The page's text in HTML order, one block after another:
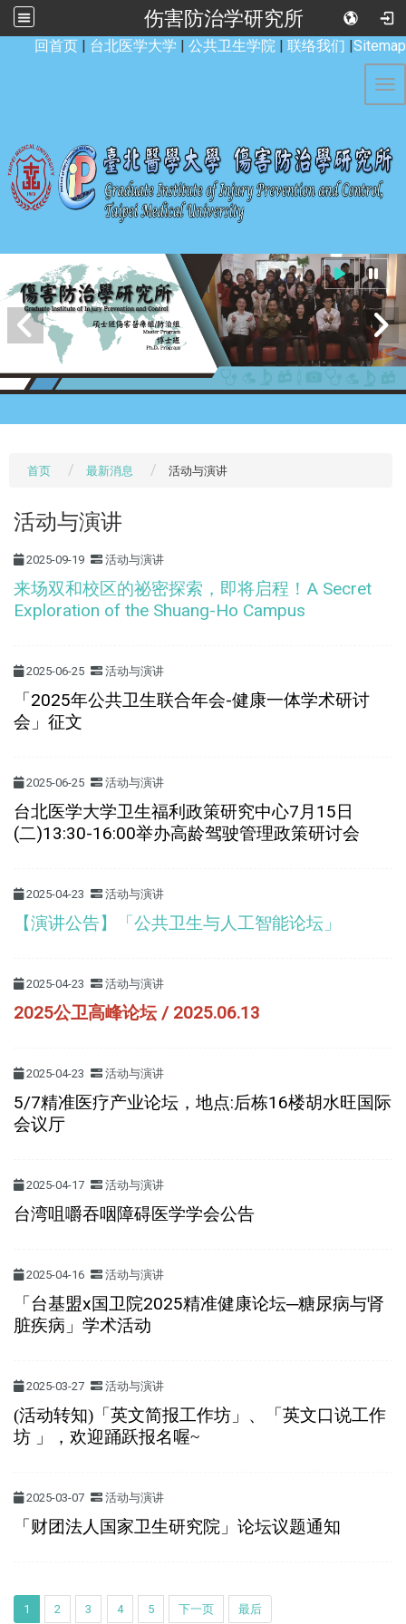
伤害防治学研究所
回首页 | 台北医学大学 | 公共卫生学院 | 联络我们 |Sitemap
首页 最新消息 活动与演讲
活动与演讲
2025-09-19 活动与演讲
来场双和校区的祕密探索，即将启程！A Secret
Exploration of the Shuang-Ho Campus
2025-06-25 活动与演讲
「2025年公共卫生联合年会-健康一体学术研讨
会」征文
2025-06-25 活动与演讲
台北医学大学卫生福利政策研究中心7月15日
(二)13:30-16:00举办高龄驾驶管理政策研讨会
2025-04-23 活动与演讲
【演讲公告】「公共卫生与人工智能论坛」
2025-04-23 活动与演讲
2025公卫高峰论坛 / 2025.06.13
2025-04-23 活动与演讲
5/7精准医疗产业论坛，地点:后栋16楼胡水旺国际
会议厅
2025-04-17 活动与演讲
台湾咀嚼吞咽障碍医学学会公告
2025-04-16 活动与演讲
「台基盟x国卫院2025精准健康论坛─糖尿病与肾
脏疾病」学术活动
2025-03-27 活动与演讲
(活动转知)「英文简报工作坊」、「英文口说工作
坊 」，欢迎踊跃报名喔~
2025-03-07 活动与演讲
「财团法人国家卫生研究院」论坛议题通知
1 2 3 4 5 下一页 最后